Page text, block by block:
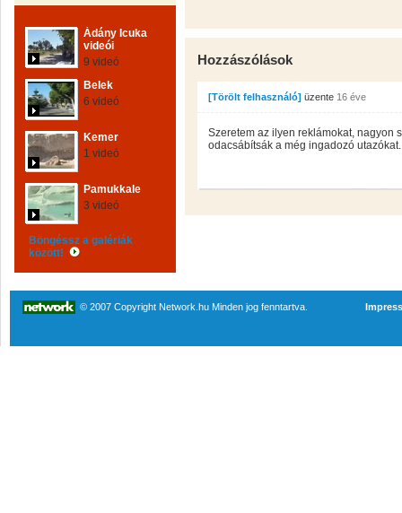
Ádány Icuka
videói
9 videó
Belek
6 videó
Kemer
1 videó
Pamukkale
3 videó
Böngéssz a galériák
között!
Hozzászólások
[Törölt felhasználó] üzente 16 éve
Szeretem az ilyen reklámokat, nagyon
odacsábítsák a még ingadozó utazókat.
© 2007 Copyright Network.hu Minden jog fenntartva.